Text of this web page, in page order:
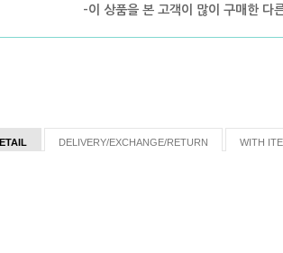
-이 상품을 본 고객이 많이 구매한 다
DELIVERY/EXCHANGE/RETURN WITH